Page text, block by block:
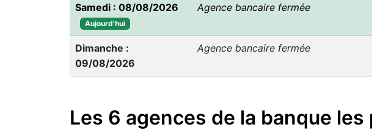
Samedi : 08/08/2026
Aujourd'hui
Agence bancaire fermée
Dimanche :
09/08/2026
Agence bancaire fermée
Les 6 agences de la banque